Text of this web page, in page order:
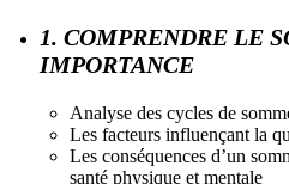
1. COMPRENDRE LE
IMPORTANCE
Analyse des cycles de
Les facteurs influençant la
Les conséquences d’un
santé physique et mentale